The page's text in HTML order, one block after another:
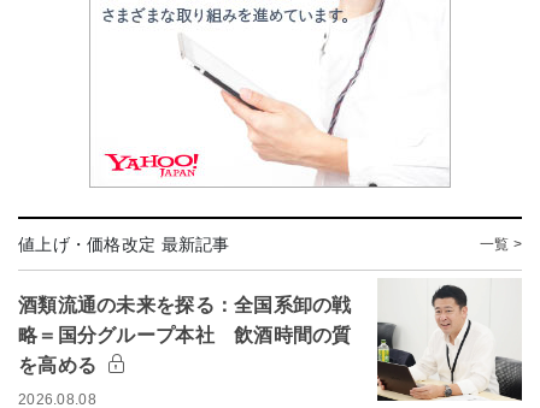
値上げ・価格改定 最新記事 一覧 >
酒類流通の未来を探る：全国系卸の戦
略＝国分グループ本社 飲酒時間の質
を高める
2026.08.08